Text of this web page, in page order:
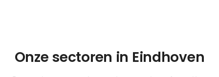
Onze sectoren in Eindhoven